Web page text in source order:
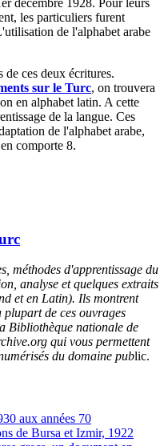
décembre 1928. Pour leurs
les particuliers furent
de l'alphabet arabe
ces deux écritures.
sur le Turc, on trouvera
en alphabet latin. A cette
de la langue. Ces
de l'alphabet arabe,
comporte 8.
méthodes d'apprentissage du
analyse et quelques extraits
et en Latin). Ils montrent
plupart de ces ouvrages
Bibliothèque nationale de
qui vous permettent
du domaine public.
aux années 70
de Bursa et Izmir, 1922